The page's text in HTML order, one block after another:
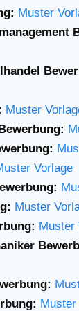
Muster
Muster
Vorlage
Muster
Muster
Muster